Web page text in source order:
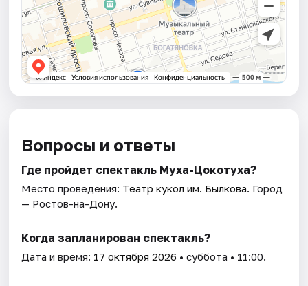
Вопросы и ответы
Где пройдет спектакль Муха-Цокотуха?
Место проведения: Театр кукол им. Былкова. Город
— Ростов-на-Дону.
Когда запланирован спектакль?
Дата и время: 17 октября 2026 • суббота • 11:00.